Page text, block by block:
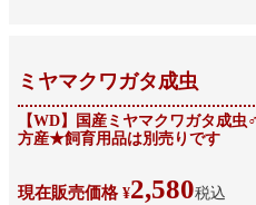
ミヤマクワガタ成虫
【WD】国産ミヤマクワガタ成
方産★飼育用品は別売りです
現在販売価格 ¥2,580税込